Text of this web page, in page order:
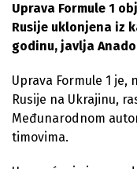
Uprava Formule 1
Rusije uklonjena iz
godinu, javlja
Uprava Formule 1
Rusije na Ukrajinu,
Međunarodnom
timovima.